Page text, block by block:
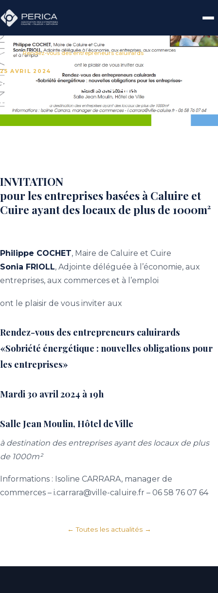
Accueil›Rendez-vous des entrepreneurs caluirards
25 AVRIL 2024
Rendez-vous des entrepreneurs
caluirards
INVITATION
pour les entreprises basées à Caluire et
Cuire ayant des locaux de plus de 1000m²
Philippe COCHET, Maire de Caluire et Cuire
Sonia FRIOLL, Adjointe déléguée à l’économie, aux
entreprises, aux commerces et à l’emploi
ont le plaisir de vous inviter aux
Rendez-vous des entrepreneurs caluirards
«Sobriété énergétique : nouvelles obligations pour
les entreprises»
Mardi 30 avril 2024 à 19h
Salle Jean Moulin, Hôtel de Ville
à destination des entreprises ayant des locaux de plus
de 1000m²
Informations : Isoline CARRARA, manager de
commerces – i.carrara@ville-caluire.fr – 06 58 76 07 64
← Toutes les actualités